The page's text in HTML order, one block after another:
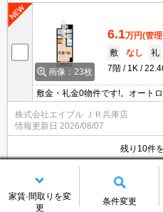
飼育可能★
画像：23枚
6.1万円(管
敷
なし 礼
7階
1K
敷金・礼金0物件です!。オート
ン!。おしゃれなお部屋を友達に
いろんなインテリアに相性ばっ
株式会社エイブル ＪＲ兵庫店
情報更新日 2026/08/07
残り10件
神戸高速鉄道東
家賃·間取りを変
更
条件変更